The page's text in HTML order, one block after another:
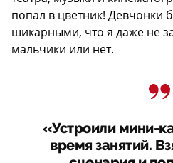
попал в цветник! Девчонки
шикарными, что я даже не
мальчики или нет.
«Устроили мини-
время занятий.